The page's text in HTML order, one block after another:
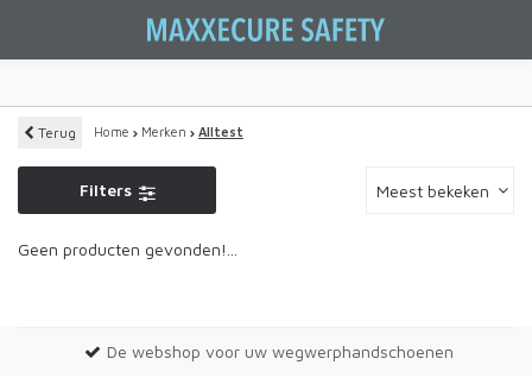
Terug Home Merken Alltest
Filters Meest bekeken
Geen producten gevonden!...
De webshop voor uw wegwerphandschoenen